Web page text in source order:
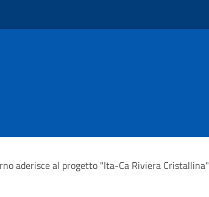
aderisce al progetto "Ita-Ca Riviera Cristallina"